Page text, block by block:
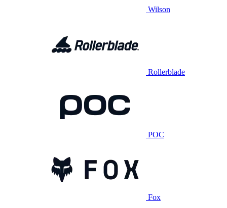
Wilson
Rollerblade
POC
Fox